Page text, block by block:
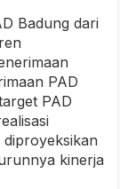
Badung dari
PAD
PAD
kinerja